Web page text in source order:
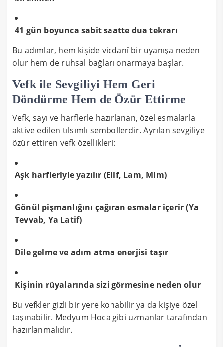
41 gün boyunca sabit saatte dua tekrarı
Bu adımlar, hem kişide vicdanî bir uyanışa neden
olur hem de ruhsal bağları onarmaya başlar.
Vefk ile Sevgiliyi Hem Geri
Döndürme Hem de Özür Ettirme
Vefk, sayı ve harflerle hazırlanan, özel esmalarla
aktive edilen tılsımlı sembollerdir. Ayrılan sevgiliye
özür ettiren vefk özellikleri:
Aşk harfleriyle yazılır (Elif, Lam, Mim)
Gönül pişmanlığını çağıran esmalar içerir (Ya
Tevvab, Ya Latif)
Dile gelme ve adım atma enerjisi taşır
Kişinin rüyalarında sizi görmesine neden olur
Bu vefkler gizli bir yere konabilir ya da kişiye özel
taşınabilir. Medyum Hoca gibi uzmanlar tarafından
hazırlanmalıdır.